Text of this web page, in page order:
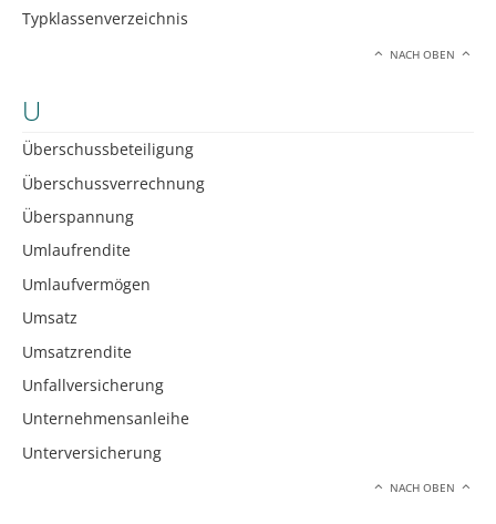
Typklassenverzeichnis
NACH OBEN
U
Überschussbeteiligung
Überschussverrechnung
Überspannung
Umlaufrendite
Umlaufvermögen
Umsatz
Umsatzrendite
Unfallversicherung
Unternehmensanleihe
Unterversicherung
NACH OBEN